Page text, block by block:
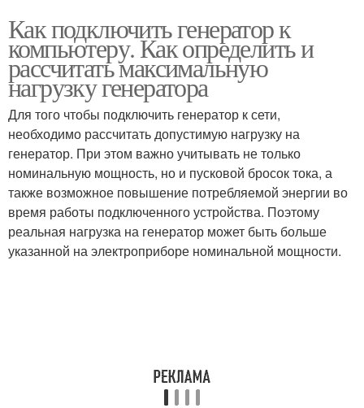
Как подключить генератор к
компьютеру. Как определить и
рассчитать максимальную
нагрузку генератора
Для того чтобы подключить генератор к сети,
необходимо рассчитать допустимую нагрузку на
генератор. При этом важно учитывать не только
номинальную мощность, но и пусковой бросок тока, а
также возможное повышение потребляемой энергии во
время работы подключенного устройства. Поэтому
реальная нагрузка на генератор может быть больше
указанной на электроприборе номинальной мощности.